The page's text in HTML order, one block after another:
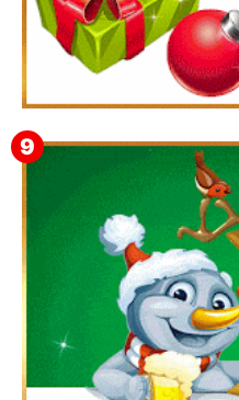
▷ Los Mejores Fondos de
2022 📖